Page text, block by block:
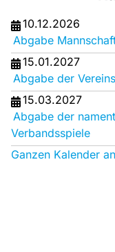
10.12.2026
Abgabe
15.01.2027
Abgabe der
15.03.2027
Abgabe der
Verbandsspiele
Ganzen Kalender